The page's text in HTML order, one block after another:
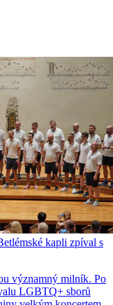
kapli zpíval s
významný milník. Po
LGBTQ+ sborů